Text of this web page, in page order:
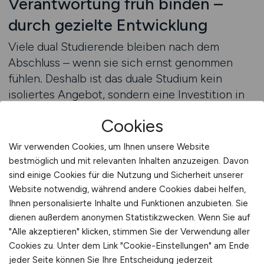
durch gezielte Entwicklung
Viele dual Studierende bleiben nach dem
Abschluss – wenn sie sich ernst genommen
fühlen. Deshalb ist das duale Studium kein
isoliertes Angebot, sondern eine Investition in
entwickelt, strukturiert anleitet und Potenziale
sichtbar macht, gewinnt weit mehr als
akademisch ausgebildete Pflegekräfte: Er
gewinnt künftige Teamleitungen,
Projektverantwortliche und
Pflegeinnovator:innen. GESUNDHEIT.JOBS hilft
Ihnen, diese Entwicklung sichtbar zu machen –
mit Ausschreibungen, die nicht nur den
Studienablauf beschreiben, sondern Ihre
Cookies
Wir verwenden Cookies, um Ihnen unsere Website
bestmöglich und mit relevanten Inhalten anzuzeigen. Davon
sind einige Cookies für die Nutzung und Sicherheit unserer
Website notwendig, während andere Cookies dabei helfen,
Ihnen personalisierte Inhalte und Funktionen anzubieten. Sie
dienen außerdem anonymen Statistikzwecken. Wenn Sie auf
"Alle akzeptieren" klicken, stimmen Sie der Verwendung aller
Cookies zu. Unter dem Link "Cookie-Einstellungen" am Ende
jeder Seite können Sie Ihre Entscheidung jederzeit